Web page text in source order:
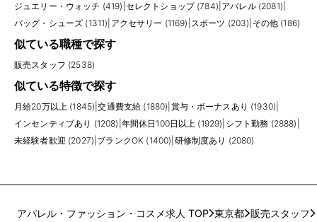
ジュエリー・ウォッチ (419) セレクトショップ (784) アパレル (2081)
バッグ・シューズ (1311) アクセサリー (1169) スポーツ (203) その他 (186)
似ている職種で探す
販売スタッフ (2538)
似ている特徴で探す
月給20万以上 (1845) |交通費支給 (1880) 賞与・ボーナスあり (1930)
インセンティブあり (1208) 年間休日100日以上 (1929) シフト勤務 (2888)
未経験者歓迎 (2027) ブランクOK (1400) 研修制度あり (2080)
アパレル・ファッション・コスメ求人 TOP 東京都 販売スタッフ